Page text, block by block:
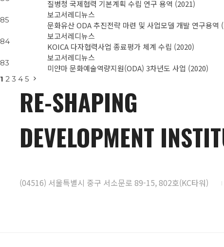
질병청 국제협력 기본계획 수립 연구 용역 (2021)
85
보고서레디뉴스
문화유산 ODA 추진전략 마련 및 사업모델 개발 연구용역
84
보고서레디뉴스
KOICA 다자협력사업 종료평가 체계 수립 (2020)
83
보고서레디뉴스
미얀마 문화예술역량지원(ODA) 3차년도 사업 (2020)
1 2 3 4 5
RE-SHAPING
DEVELOPMENT
(04516) 서울특별시 중구 서소문로 89-15, 802호(KC타워)